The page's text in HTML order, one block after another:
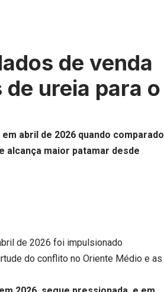
de venda
ureia para o
em abril de 2026 quando comparado
alcança maior patamar desde
de 2026 foi impulsionado
do conflito no Oriente Médio e as